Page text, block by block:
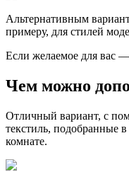
Альтернативным
примеру, для стилей
Если желаемое для вас —
Чем можно
Отличный вариант, с
текстиль, подобранные
комнате.